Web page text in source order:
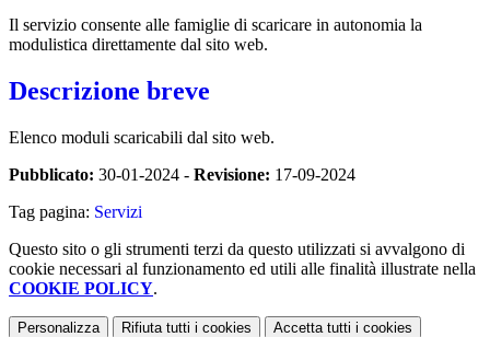
Il servizio consente alle famiglie di scaricare in autonomia la
modulistica direttamente dal sito web.
Descrizione breve
Elenco moduli scaricabili dal sito web.
Pubblicato: 30-01-2024 - Revisione: 17-09-2024
Tag pagina: Servizi
Questo sito o gli strumenti terzi da questo utilizzati si avvalgono di
cookie necessari al funzionamento ed utili alle finalità illustrate nella
COOKIE POLICY.
Personalizza Rifiuta tutti i cookies Accetta tutti i cookies